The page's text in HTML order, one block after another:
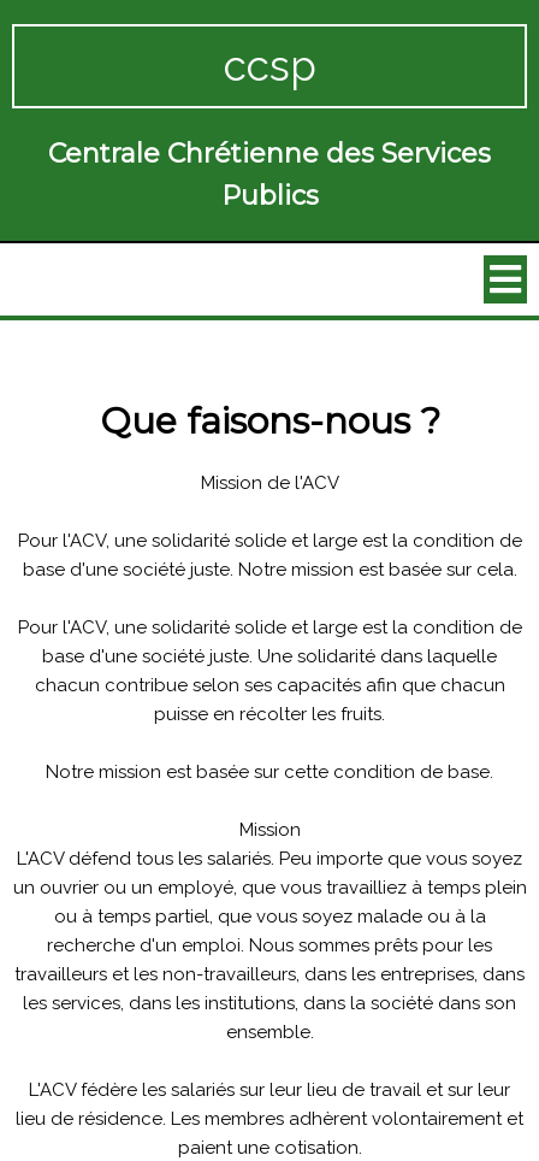
ccsp
Centrale Chrétienne des Services
Publics
Que faisons-nous ?
Mission de l'ACV
Pour l'ACV, une solidarité solide et large est la condition de
base d'une société juste. Notre mission est basée sur cela.
Pour l'ACV, une solidarité solide et large est la condition de
base d'une société juste. Une solidarité dans laquelle
chacun contribue selon ses capacités afin que chacun
puisse en récolter les fruits.
Notre mission est basée sur cette condition de base.
Mission
L'ACV défend tous les salariés. Peu importe que vous soyez
un ouvrier ou un employé, que vous travailliez à temps plein
ou à temps partiel, que vous soyez malade ou à la
recherche d'un emploi. Nous sommes prêts pour les
travailleurs et les non-travailleurs, dans les entreprises, dans
les services, dans les institutions, dans la société dans son
ensemble.
L'ACV fédère les salariés sur leur lieu de travail et sur leur
lieu de résidence. Les membres adhèrent volontairement et
paient une cotisation.